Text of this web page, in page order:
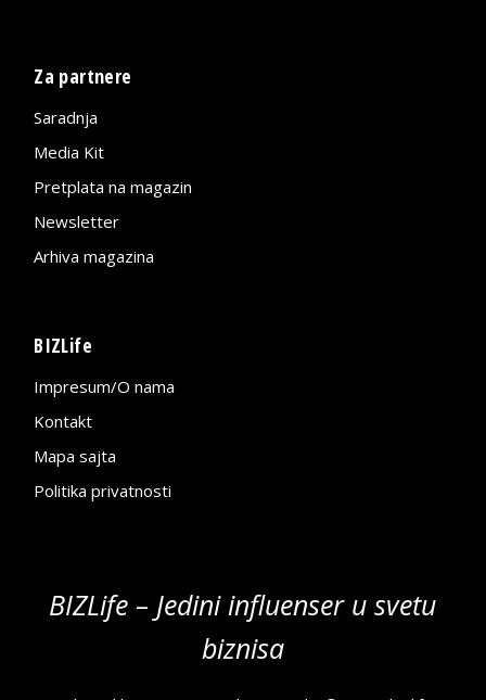
Za partnere
Saradnja
Media Kit
Pretplata na magazin
Newsletter
Arhiva magazina
BIZLife
Impresum/O nama
Kontakt
Mapa sajta
Politika privatnosti
BIZLife – Jedini influenser u svetu
biznisa